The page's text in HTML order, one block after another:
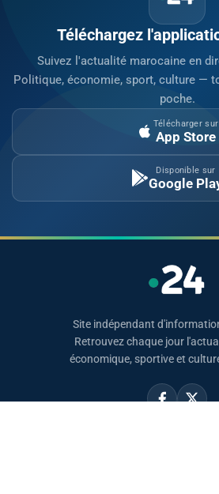
Téléchargez
Suivez l'actualité marocaine en
Politique, économie, sport, culture —
poche.
Télécharger sur
App Store
Disponible sur
Google
Site indépendant
Retrouvez chaque jour
économique, sportive et